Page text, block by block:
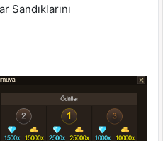
Sandıklarını